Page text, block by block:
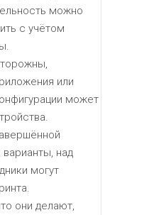
можно
с учётом
или
может
над
могут
они делают,